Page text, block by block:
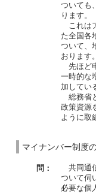
ついても
ります。
これは
た全国各
ついて、
おります。
先ほど
一時的な
加してい
総務省
政策資源
ように取
マイナンバー制度
問：
共同通
ついて伺
必要な個